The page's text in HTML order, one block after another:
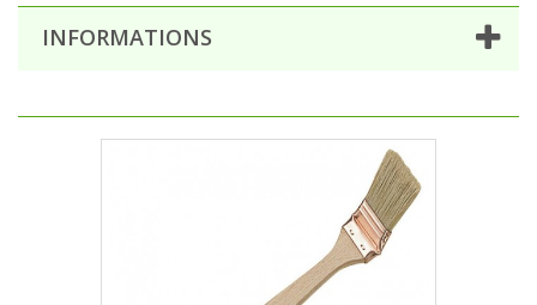
INFORMATIONS